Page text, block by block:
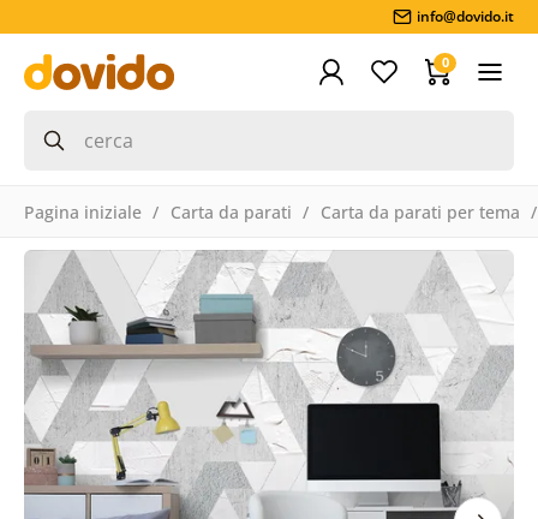
info@dovido.it
0
Pagina iniziale Carta da parati Carta da parati per tema